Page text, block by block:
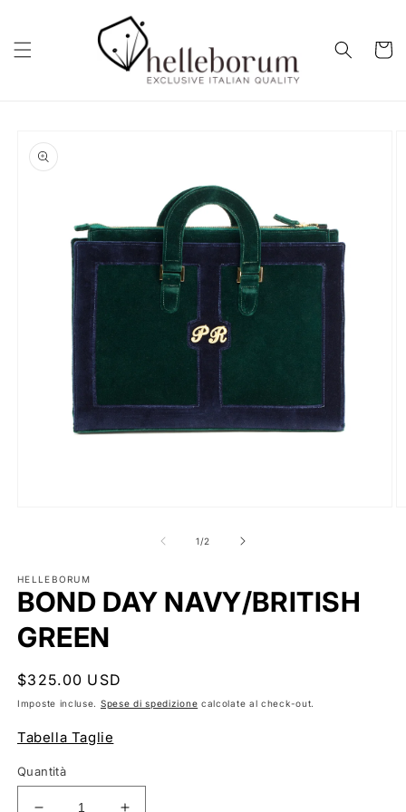
informazioni
sul prodotto
finestra
modale
1/su
2
HELLEBORUM
BOND DAY NAVY/BRITISH
GREEN
Prezzo
di
$325.00 USD
Imposte incluse. Spese di spedizione calcolate al check-out.
Tabella Taglie
Quantità